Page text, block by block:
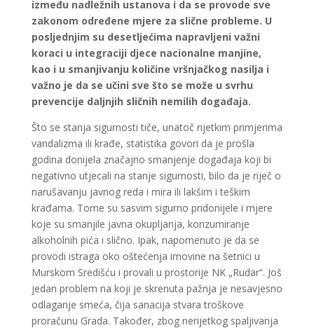
između nadležnih ustanova i da se provode sve
zakonom određene mjere za slične probleme. U
posljednjim su desetljećima napravljeni važni
koraci u integraciji djece nacionalne manjine,
kao i u smanjivanju količine vršnjačkog nasilja i
važno je da se učini sve što se može u svrhu
prevencije daljnjih sličnih nemilih događaja.
Što se stanja sigurnosti tiče, unatoč rijetkim primjerima
vandalizma ili krađe, statistika govori da je prošla
godina donijela značajno smanjenje događaja koji bi
negativno utjecali na stanje sigurnosti, bilo da je riječ o
narušavanju javnog reda i mira ili lakšim i teškim
krađama. Tome su sasvim sigurno pridonijele i mjere
koje su smanjile javna okupljanja, konzumiranje
alkoholnih pića i slično. Ipak, napomenuto je da se
provodi istraga oko oštećenja imovine na šetnici u
Murskom Središću i provali u prostorije NK „Rudar“. Još
jedan problem na koji je skrenuta pažnja je nesavjesno
odlaganje smeća, čija sanacija stvara troškove
proračunu Grada. Također, zbog nerijetkog spaljivanja